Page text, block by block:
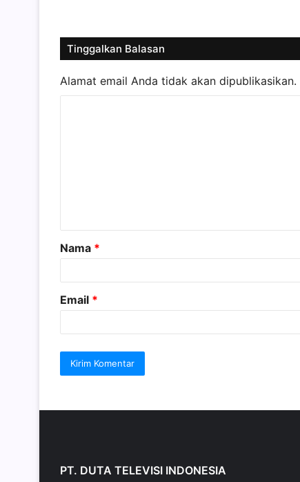
Tinggalkan Balasan
Alamat email Anda tidak akan dipublikasikan.
a
r
Nama *
Email *
PT. DUTA TELEVISI INDONESIA